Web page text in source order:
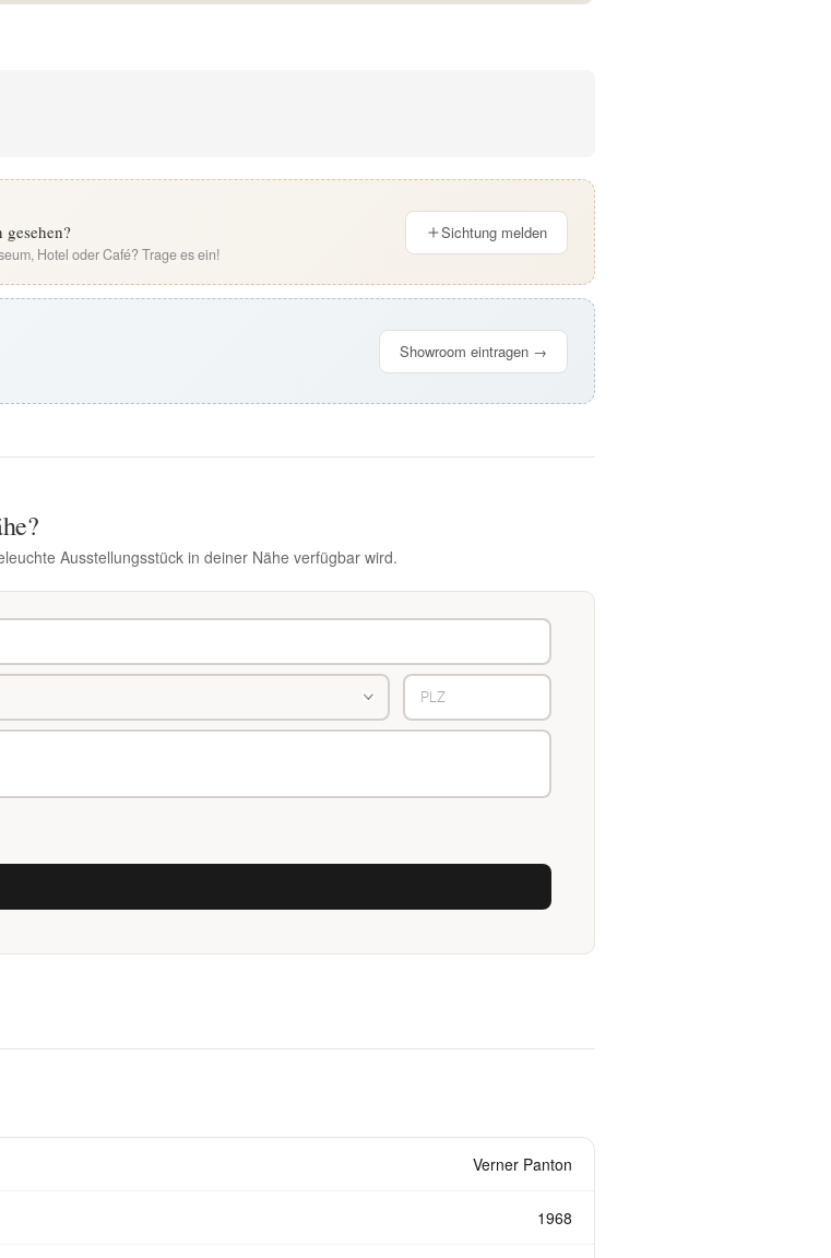
Hotel oder Café? Trage es ein!
Sichtung melden
Showroom eintragen →
Ausstellungsstück in deiner Nähe verfügbar wird.
Verner Panton
1968